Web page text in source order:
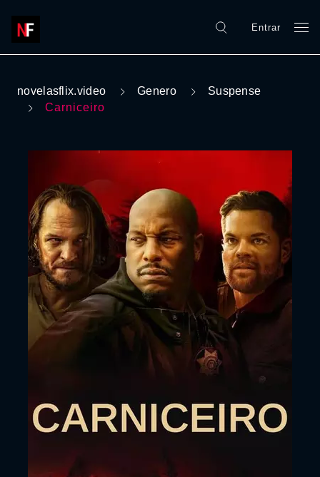
Entrar
novelasflix.video Genero
Suspense
Carniceiro